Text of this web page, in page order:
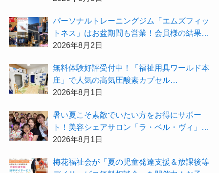
パーソナルトレーニングジム「エムズフィッ
トネス」はお盆期間も営業！会員様の結果を
大公開★
2026年8月2日
無料体験好評受付中！「福祉用具ワールド本
庄」で人気の高気圧酸素カプセル
「O2BOX（30分500円）」で夏バテ撃退★
2026年8月1日
暑い夏こそ素敵でいたい方をお得にサポー
ト！美容シェアサロン「ラ・ベル・ヴィ」か
ら2026年8月のお得情報が届きました！
2026年8月1日
梅花福祉会が「夏の児童発達支援＆放課後等